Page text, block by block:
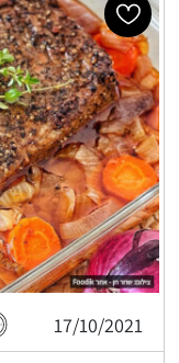
17/10/2021